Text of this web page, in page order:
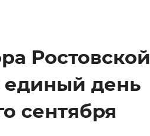
Ростовской
единый день
сентября